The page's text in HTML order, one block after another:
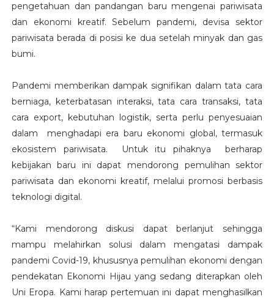
pengetahuan dan pandangan baru mengenai pariwisata
dan ekonomi kreatif. Sebelum pandemi, devisa sektor
pariwisata berada di posisi ke dua setelah minyak dan gas
bumi.
Pandemi memberikan dampak signifikan dalam tata cara
berniaga, keterbatasan interaksi, tata cara transaksi, tata
cara export, kebutuhan logistik, serta perlu penyesuaian
dalam menghadapi era baru ekonomi global, termasuk
ekosistem pariwisata. Untuk itu pihaknya berharap
kebijakan baru ini dapat mendorong pemulihan sektor
pariwisata dan ekonomi kreatif, melalui promosi berbasis
teknologi digital.
“Kami mendorong diskusi dapat berlanjut sehingga
mampu melahirkan solusi dalam mengatasi dampak
pandemi Covid-19, khususnya pemulihan ekonomi dengan
pendekatan Ekonomi Hijau yang sedang diterapkan oleh
Uni Eropa. Kami harap pertemuan ini dapat menghasilkan